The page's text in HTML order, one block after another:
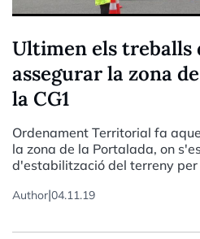
Ultimen els treballs
assegurar la zona
la CG1
Ordenament Territorial fa
la zona de la Portalada, on
d'estabilització del terreny
Author|04.11.19